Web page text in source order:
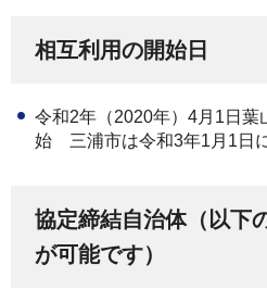
相互利用の開始日
令和2年（2020年）4月1日葉
始
三浦市は令和3年1月1日
協定締結自治体（以下
が可能です）